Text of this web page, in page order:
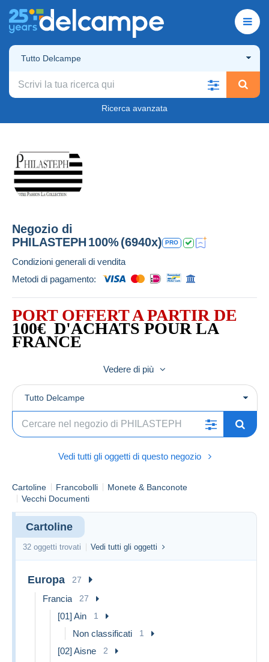
Tutto Delcampe
Ricerca avanzata
Negozio di
PHILASTEPH 100%(6940x) PRO
Condizioni generali di vendita
Metodi di pagamento:
PORT OFFERT A PARTIR DE
100€ D'ACHATS POUR LA
FRANCE
130€ D'ACHATS POUR
L'INTERNATIONAL
Hors frais Delcampe
Vedere di più
Tutto Delcampe
Vedi tutti gli oggetti di questo negozio
Cartoline Francobolli
Monete & Banconote
Vecchi Documenti
Cartoline
32 oggetti trovati Vedi tutti gli oggetti
Europa 27
Francia 27
[01] Ain 1
Non classificati 1
[02] Aisne 2